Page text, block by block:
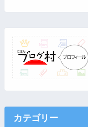
カテゴリー